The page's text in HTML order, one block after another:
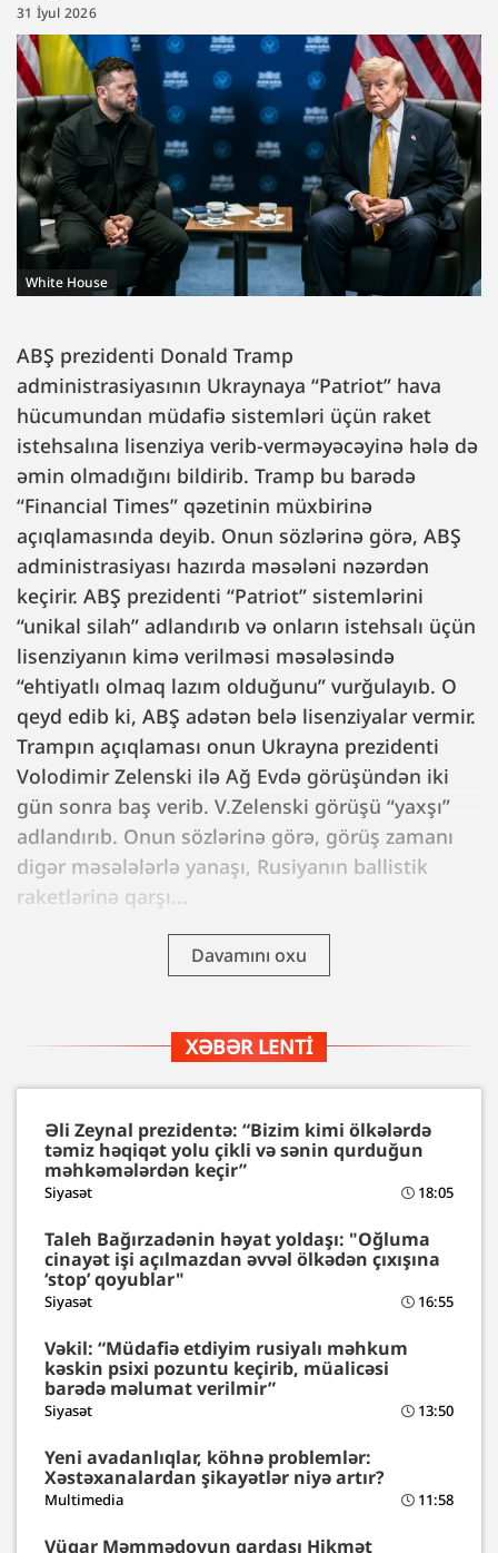
31 İyul 2026
White House
ABŞ prezidenti Donald Tramp
administrasiyasının Ukraynaya “Patriot” hava
hücumundan müdafiə sistemləri üçün raket
istehsalına lisenziya verib-verməyəcəyinə hələ də
əmin olmadığını bildirib. Tramp bu barədə
“Financial Times” qəzetinin müxbirinə
açıqlamasında deyib. Onun sözlərinə görə, ABŞ
administrasiyası hazırda məsələni nəzərdən
keçirir. ABŞ prezidenti “Patriot” sistemlərini
“unikal silah” adlandırıb və onların istehsalı üçün
lisenziyanın kimə verilməsi məsələsində
“ehtiyatlı olmaq lazım olduğunu” vurğulayıb. O
qeyd edib ki, ABŞ adətən belə lisenziyalar vermir.
Trampın açıqlaması onun Ukrayna prezidenti
Volodimir Zelenski ilə Ağ Evdə görüşündən iki
gün sonra baş verib. V.Zelenski görüşü “yaxşı”
adlandırıb. Onun sözlərinə görə, görüş zamanı
digər məsələlərlə yanaşı, Rusiyanın ballistik
raketlərinə qarşı...
Davamını oxu
XƏBƏR LENTI
Əli Zeynal prezidentə: “Bizim kimi ölkələrdə
təmiz həqiqət yolu çikli və sənin qurduğun
məhkəmələrdən keçir”
Siyasət 18:05
Taleh Bağırzadənin həyat yoldaşı: "Oğluma
cinayət işi açılmazdan əvvəl ölkədən çıxışına
‘stop’ qoyublar"
Siyasət 16:55
Vəkil: “Müdafiə etdiyim rusiyalı məhkum
kəskin psixi pozuntu keçirib, müalicəsi
barədə məlumat verilmir”
Siyasət 13:50
Yeni avadanlıqlar, köhnə problemlər:
Xəstəxanalardan şikayətlər niyə artır?
Multimedia 11:58
Vüqar Məmmədovun qardaşı Hikmət